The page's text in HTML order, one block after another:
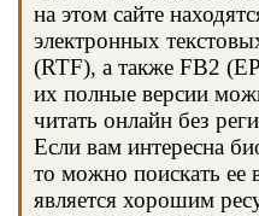
на этом сайте
электронных
(RTF), а также FB2
их полные версии
читать онлайн без
Если вам интересна
то можно поискать ее
является хорошим